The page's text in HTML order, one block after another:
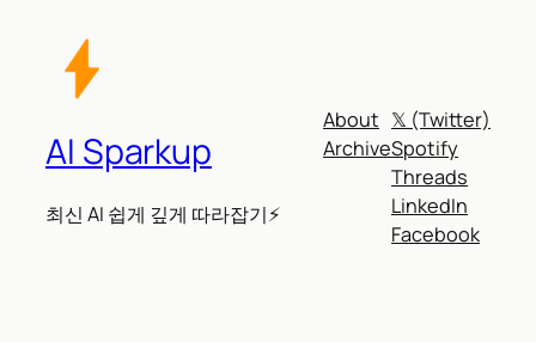
AI Sparkup
최신 AI 쉽게 깊게 따라잡기⚡
About
Archive
𝕏 (Twitter)
Spotify
Threads
LinkedIn
Facebook